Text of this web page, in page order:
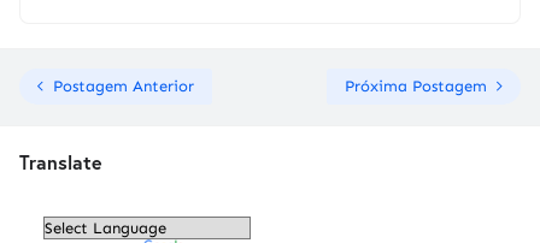
Postagem Anterior Próxima Postagem
Translate